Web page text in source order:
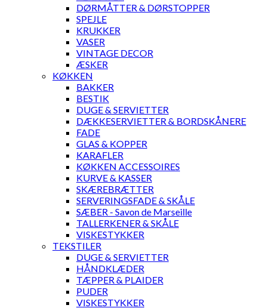
DØRMÅTTER & DØRSTOPPER
SPEJLE
KRUKKER
VASER
VINTAGE DECOR
ÆSKER
KØKKEN
BAKKER
BESTIK
DUGE & SERVIETTER
DÆKKESERVIETTER & BORDSKÅNERE
FADE
GLAS & KOPPER
KARAFLER
KØKKEN ACCESSOIRES
KURVE & KASSER
SKÆREBRÆTTER
SERVERINGSFADE & SKÅLE
SÆBER - Savon de Marseille
TALLERKENER & SKÅLE
VISKESTYKKER
TEKSTILER
DUGE & SERVIETTER
HÅNDKLÆDER
TÆPPER & PLAIDER
PUDER
VISKESTYKKER